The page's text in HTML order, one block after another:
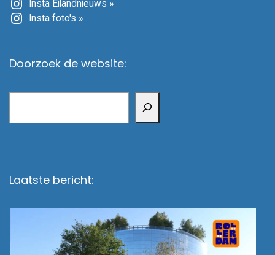
Insta Eilandnieuws »
Insta foto's »
Doorzoek de website:
Laatste bericht: